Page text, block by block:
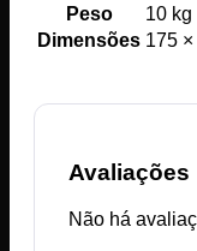
Peso
10 kg
Dimensões 175
Avaliações
Não há